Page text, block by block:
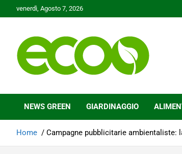
to
venerdì, Agosto 7, 2026
Ecoo.it
NEWS GREEN GIARDINAGGIO
Home Campagne pubblicitarie ambientaliste: